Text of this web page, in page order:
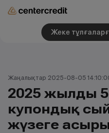
Жеке
Жаңалықтар 2025-08-05
2025 жылдың
купондық
жүзеге